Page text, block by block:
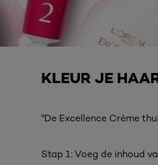
KLEUR JE
"De Excellence Crème
Stap 1: Voeg de inhoud